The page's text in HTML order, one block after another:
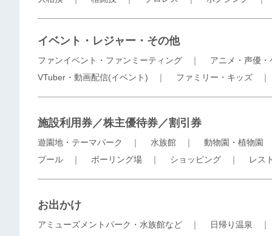
イベント・レジャー・その他
ファンイベント・ファンミーティング ｜ アニメ・声優
VTuber・動画配信(イベント) ｜ ファミリー・キッズ
施設利用券／株主優待券／割引券
遊園地・テーマパーク ｜ 水族館 ｜ 動物園・植物園
プール ｜ ボーリング場 ｜ ショッピング ｜ レス
お出かけ
アミューズメントパーク・水族館など ｜ 日帰り温泉